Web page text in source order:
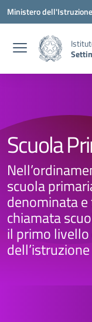
Vai ai contenuti
Vai al menu di
Vai al footer
Ministero
Scuola
scuola
denominata
chiamata
il primo